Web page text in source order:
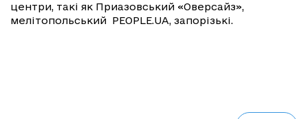
центри, такі як Приазовський «Оверсайз»,
мелітопольський PEOPLE.UA, запорізькі.